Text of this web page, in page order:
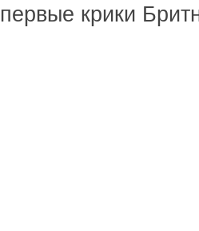
первые крики